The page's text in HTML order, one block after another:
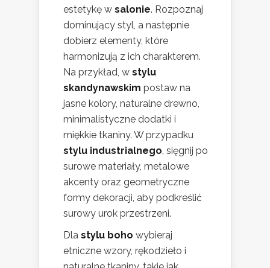
estetykę w salonie. Rozpoznaj
dominujący styl, a następnie
dobierz elementy, które
harmonizują z ich charakterem.
Na przykład, w stylu
skandynawskim postaw na
jasne kolory, naturalne drewno,
minimalistyczne dodatki i
miękkie tkaniny. W przypadku
stylu industrialnego, sięgnij po
surowe materiały, metalowe
akcenty oraz geometryczne
formy dekoracji, aby podkreślić
surowy urok przestrzeni.
Dla stylu boho wybieraj
etniczne wzory, rękodzieło i